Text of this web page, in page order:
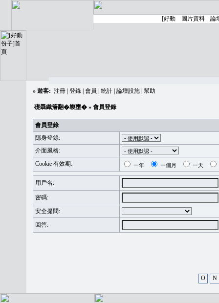
» 遊客: 注冊 登錄 會員 統計 論壇設施 幫助
礎聶織簷翻�䪖壅� » 會員登錄
會員登錄
隱身登錄:
介面風格:
Cookie 有效期:
一年 一個月 一天
用戶名:
密碼:
安全提問:
回答:
O N